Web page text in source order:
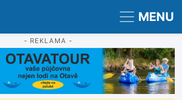
MENU
- REKLAMA -